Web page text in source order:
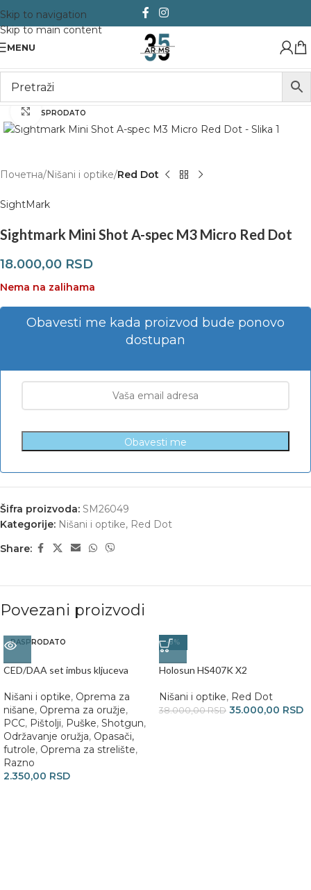
Skip to navigation
Skip to main content
MENU
RASPRODATO
Click to enlarge
Почетна Nišani i optike Red Dot
SightMark
Sightmark Mini Shot A-spec M3 Micro Red Dot
18.000,00 RSD
Nema na zalihama
Obavesti me kada proizvod bude ponovo
dostupan
Obavesti me
Šifra proizvoda: SM26049
Kategorije: Nišani i optike, Red Dot
Share:
Povezani proizvodi
RASPRODATO
CED/DAA set imbus kljuceva
Nišani i optike, Oprema za
nišane, Oprema za oružje,
PCC, Pištolji, Puške, Shotgun,
Održavanje oružja, Opasači,
futrole, Oprema za strelište,
Razno
2.350,00 RSD
-8%
Holosun HS407K X2
Nišani i optike, Red Dot
38.000,00RSD 35.000,00 RSD